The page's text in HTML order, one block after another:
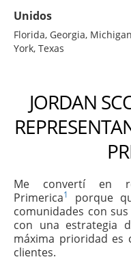
Unidos
Florida, Georgia,
York, Texas
JORDAN
Me convertí en
Primerica1
porque
comunidades con
con una estrategia
máxima prioridad es
clientes.